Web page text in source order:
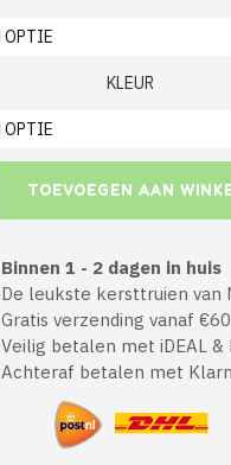
KLEUR
TOEVOEGEN AAN
Binnen 1 - 2 dagen in huis
De leukste kersttruien van
Gratis verzending vanaf
Veilig betalen met iDEAL &
Achteraf betalen met